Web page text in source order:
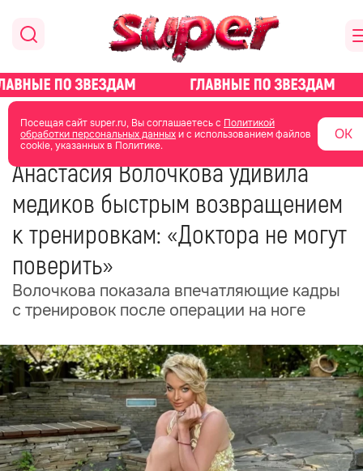
Посещая сайт super.ru, Вы соглашаетесь с Политикой
обработки персональных данныхи с использованием файлов
cookie, указанных в Политике.
ОК
главная новости о звездах новости
22 июня 05:29
Анастасия Волочкова удивила
медиков быстрым возвращением
к тренировкам: «Доктора не могут
поверить»
Волочкова показала впечатляющие кадры
с тренировок после операции на ноге